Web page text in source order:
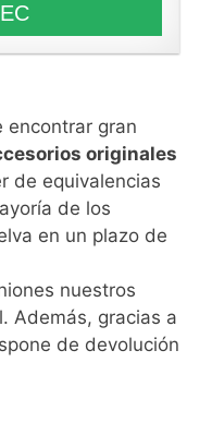
encontrar gran
originales
de equivalencias
de los
en un plazo de
nuestros
Además, gracias a
de devolución